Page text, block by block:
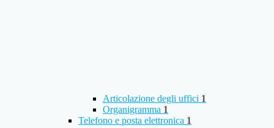
Articolazione degli uffici 1
Organigramma 1
Telefono e posta elettronica 1